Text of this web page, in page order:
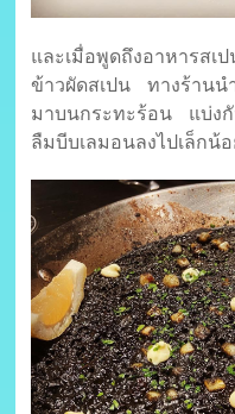
และเมื่อพูดถึงอาหารส
ข้าวผัดสเปน ทางร้าน
มาบนกระทะร้อน แบ่ง
ลืมบีบเลมอนลงไปเล็กน้